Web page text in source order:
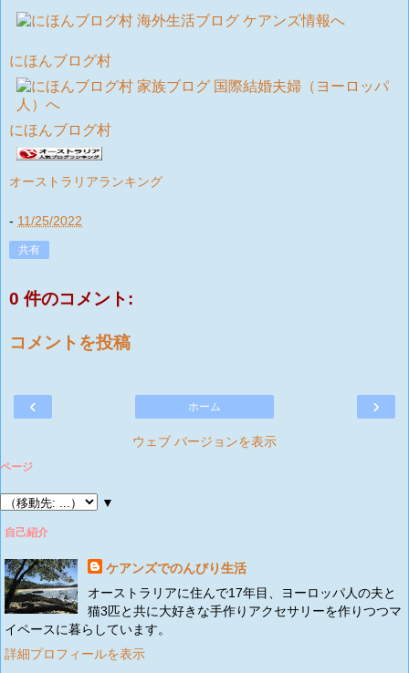
にほんブログ村
にほんブログ村
オーストラリアランキング
- 11/25/2022
共有
0 件のコメント:
コメントを投稿
‹ ›
ホーム
ウェブ バージョンを表示
ページ
▼
自己紹介
ケアンズでのんびり生活
オーストラリアに住んで17年目、ヨーロッパ人の夫と
猫3匹と共に大好きな手作りアクセサリーを作りつつマ
イペースに暮らしています。
詳細プロフィールを表示